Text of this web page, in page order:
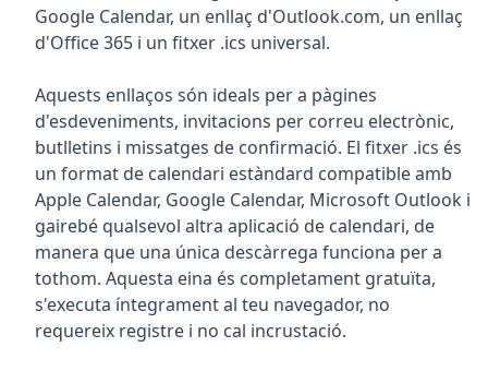
Google Calendar, un enllaç d'Outlook.com, un enllaç
d'Office 365 i un fitxer .ics universal.
Aquests enllaços són ideals per a pàgines
d'esdeveniments, invitacions per correu electrònic,
butlletins i missatges de confirmació. El fitxer .ics és
un format de calendari estàndard compatible amb
Apple Calendar, Google Calendar, Microsoft Outlook i
gairebé qualsevol altra aplicació de calendari, de
manera que una única descàrrega funciona per a
tothom. Aquesta eina és completament gratuïta,
s'executa íntegrament al teu navegador, no
requereix registre i no cal incrustació.